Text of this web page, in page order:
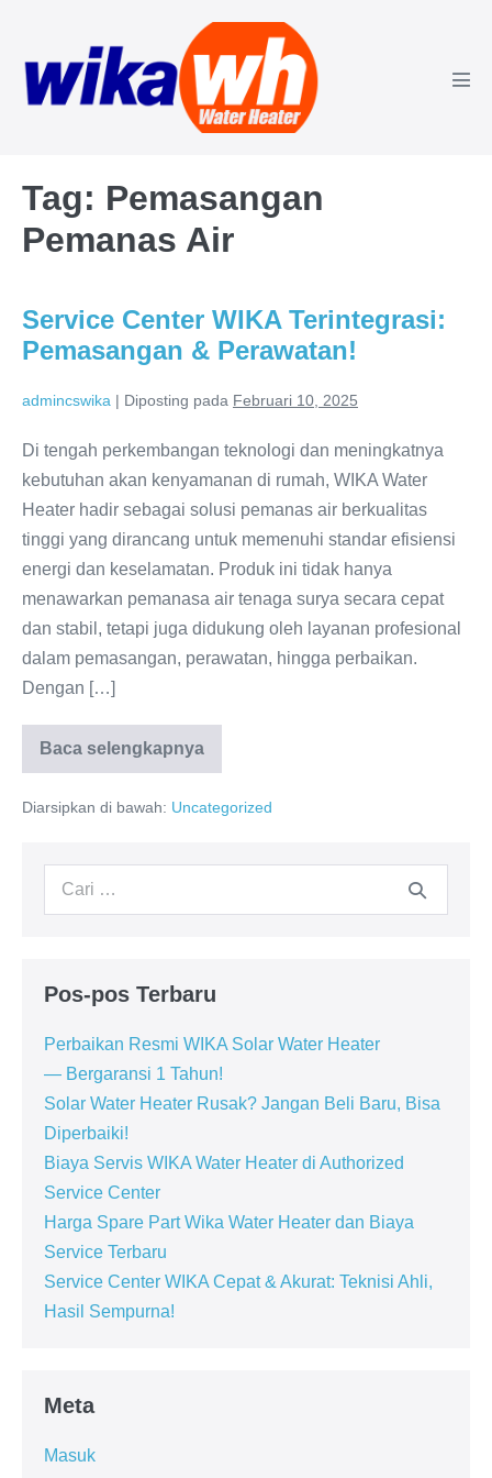
konten
Tag: Pemasangan
Pemanas Air
Service Center WIKA Terintegrasi:
Pemasangan & Perawatan!
admincswika | Diposting pada Februari 10, 2025
Di tengah perkembangan teknologi dan meningkatnya
kebutuhan akan kenyamanan di rumah, WIKA Water
Heater hadir sebagai solusi pemanas air berkualitas
tinggi yang dirancang untuk memenuhi standar efisiensi
energi dan keselamatan. Produk ini tidak hanya
menawarkan pemanasa air tenaga surya secara cepat
dan stabil, tetapi juga didukung oleh layanan profesional
dalam pemasangan, perawatan, hingga perbaikan.
Dengan […]
Baca selengkapnya
Service
Center
Terintegrasi:
Diarsipkan di bawah: Uncategorized
Pencarian
Pos-pos Terbaru
Perbaikan Resmi WIKA Solar Water Heater
— Bergaransi 1 Tahun!
Solar Water Heater Rusak? Jangan Beli Baru, Bisa
Diperbaiki!
Biaya Servis WIKA Water Heater di Authorized
Service Center
Harga Spare Part Wika Water Heater dan Biaya
Service Terbaru
Service Center WIKA Cepat & Akurat: Teknisi Ahli,
Hasil Sempurna!
Meta
Masuk